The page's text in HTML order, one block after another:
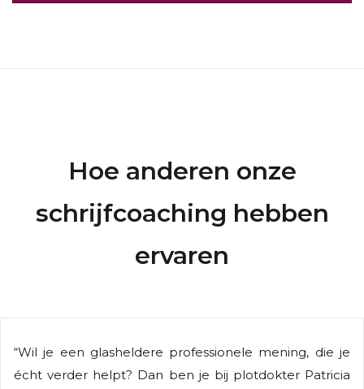
Hoe anderen onze
schrijfcoaching hebben
ervaren
“Wil je een glasheldere professionele mening, die je
écht verder helpt? Dan ben je bij plotdokter Patricia